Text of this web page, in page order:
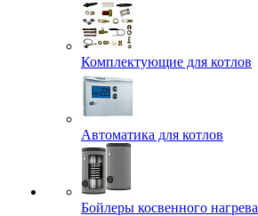
Комплектующие для котлов
Автоматика для котлов
Бойлеры косвенного нагрева